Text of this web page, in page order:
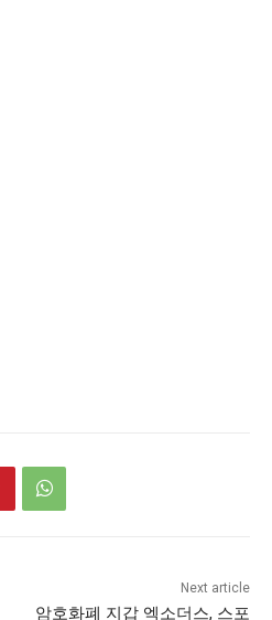
Next article
암호화폐 지갑 엑소더스, 스포